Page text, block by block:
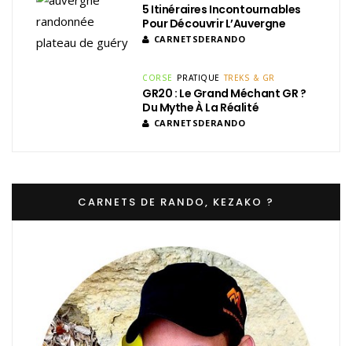
5 Itinéraires Incontournables
Pour Découvrir L’Auvergne
CARNETSDERANDO
CORSE PRATIQUE TREKS & GR
GR20 : Le Grand Méchant GR ?
Du Mythe À La Réalité
CARNETSDERANDO
CARNETS DE RANDO, KEZAKO ?